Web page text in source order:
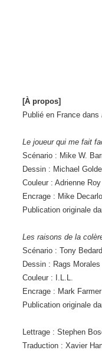
[À propos]
Publié en France dans
Le joueur qui me fait
Scénario : Mike W.
Dessin : Michael
Couleur : Adrienne Roy
Encrage : Mike Decarlo
Publication originale
Les raisons de la
Scénario : Tony Bedard
Dessin : Rags Morales
Couleur : I.L.L.
Encrage : Mark
Publication originale
Lettrage : Stephen
Traduction : Xavier